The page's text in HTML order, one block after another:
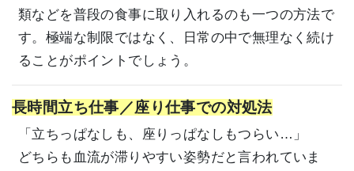
類などを普段の食事に取り入れるのも一つの方法で
す。極端な制限ではなく、日常の中で無理なく続け
ることがポイントでしょう。
長時間立ち仕事／座り仕事での対処法
「立ちっぱなしも、座りっぱなしもつらい…」
どちらも血流が滞りやすい姿勢だと言われていま